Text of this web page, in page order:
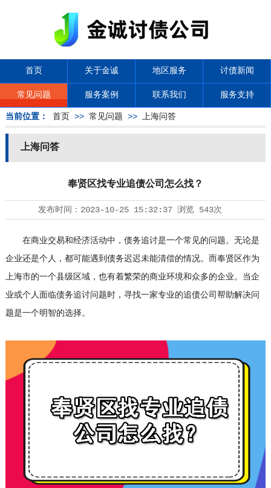
首页 关于金诚 地区服务 讨债新闻
常见问题 服务案例 联系我们 服务支持
当前位置： 首页 >> 常见问题 >> 上海问答
上海问答
奉贤区找专业追债公司怎么找？
发布时间： 2023-10-25 15:32:37浏览 543次
在商业交易和经济活动中，债务追讨是一个常见的问题。无论是
企业还是个人，都可能遇到债务迟迟未能清偿的情况。而奉贤区作为
上海市的一个县级区域，也有着繁荣的商业环境和众多的企业。当企
业或个人面临债务追讨问题时，寻找一家专业的追债公司帮助解决问
题是一个明智的选择。